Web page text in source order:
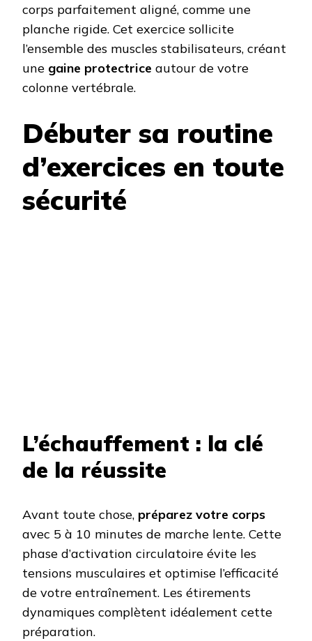
corps parfaitement aligné, comme une
planche rigide. Cet exercice sollicite
l’ensemble des muscles stabilisateurs, créant
une gaine protectrice autour de votre
colonne vertébrale.
Débuter sa routine
d’exercices en toute
sécurité
L’échauffement : la clé
de la réussite
Avant toute chose, préparez votre corps
avec 5 à 10 minutes de marche lente. Cette
phase d’activation circulatoire évite les
tensions musculaires et optimise l’efficacité
de votre entraînement. Les étirements
dynamiques complètent idéalement cette
préparation.